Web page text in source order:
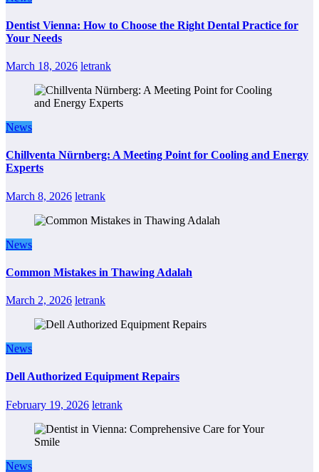
Dentist Vienna: How to Choose the Right Dental Practice for
Your Needs
March 18, 2026 letrank
News
Chillventa Nürnberg: A Meeting Point for Cooling and Energy
Experts
March 8, 2026 letrank
News
Common Mistakes in Thawing Adalah
March 2, 2026 letrank
News
Dell Authorized Equipment Repairs
February 19, 2026 letrank
News